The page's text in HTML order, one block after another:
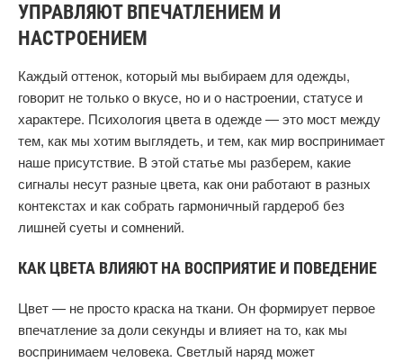
УПРАВЛЯЮТ ВПЕЧАТЛЕНИЕМ И
НАСТРОЕНИЕМ
Каждый оттенок, который мы выбираем для одежды,
говорит не только о вкусе, но и о настроении, статусе и
характере. Психология цвета в одежде — это мост между
тем, как мы хотим выглядеть, и тем, как мир воспринимает
наше присутствие. В этой статье мы разберем, какие
сигналы несут разные цвета, как они работают в разных
контекстах и как собрать гармоничный гардероб без
лишней суеты и сомнений.
КАК ЦВЕТА ВЛИЯЮТ НА ВОСПРИЯТИЕ И ПОВЕДЕНИЕ
Цвет — не просто краска на ткани. Он формирует первое
впечатление за доли секунды и влияет на то, как мы
воспринимаем человека. Светлый наряд может